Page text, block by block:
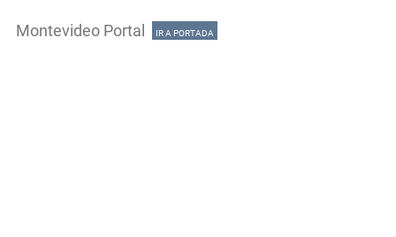
Montevideo Portal IR A PORTADA